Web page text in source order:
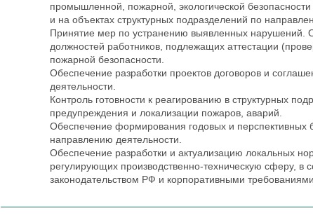
промышленной, пожарной, экологической
и на объектах структурных подразделений по
Принятие мер по устранению выявленных нарушений.
должностей работников, подлежащих аттестации
пожарной безопасности.
Обеспечение разработки проектов договоров и
деятельности.
Контроль готовности к реагированию в структурных
предупреждения и локализации пожаров, аварий.
Обеспечение формирования годовых и перспективных
направлению деятельности.
Обеспечение разработки и актуализацию локальных
регулирующих производственно-техническую сферу, в
законодательством РФ и корпоративными требованиями.